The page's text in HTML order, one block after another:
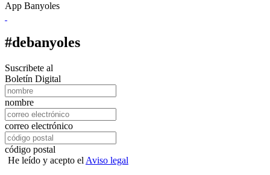
App Banyoles
#debanyoles
Suscribete al
Boletín Digital
nombre
correo electrónico
código postal
He leído y acepto el Aviso legal